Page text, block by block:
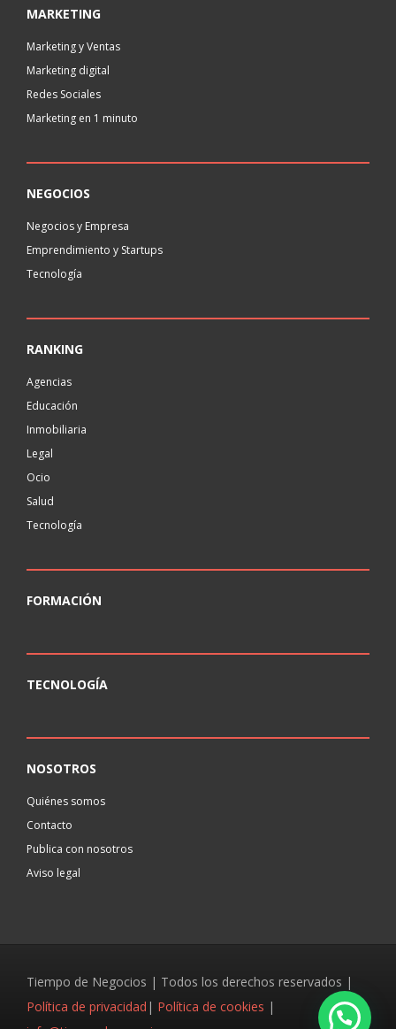
MARKETING
Marketing y Ventas
Marketing digital
Redes Sociales
Marketing en 1 minuto
NEGOCIOS
Negocios y Empresa
Emprendimiento y Startups
Tecnología
RANKING
Agencias
Educación
Inmobiliaria
Legal
Ocio
Salud
Tecnología
FORMACIÓN
TECNOLOGÍA
NOSOTROS
Quiénes somos
Contacto
Publica con nosotros
Aviso legal
Tiempo de Negocios | Todos los derechos reservados |
Política de privacidad | Política de cookies |